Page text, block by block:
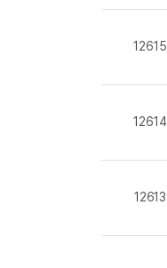
12615
12614
12613